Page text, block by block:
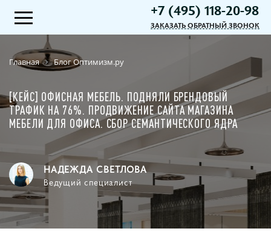
+7 (495) 118-20-98
ЗАКАЗАТЬ ОБРАТНЫЙ ЗВОНОК
Главная Блог Оптимизм.ру
[КЕЙС] ОФИСНАЯ МЕБЕЛЬ. ПОДНЯЛИ БРЕНДОВЫЙ
ТРАФИК НА 76%. ПРОДВИЖЕНИЕ САЙТА МАГАЗИНА
МЕБЕЛИ ДЛЯ ОФИСА. СБОР СЕМАНТИЧЕСКОГО ЯДРА
НАДЕЖДА СВЕТЛОВА
Ведущий специалист